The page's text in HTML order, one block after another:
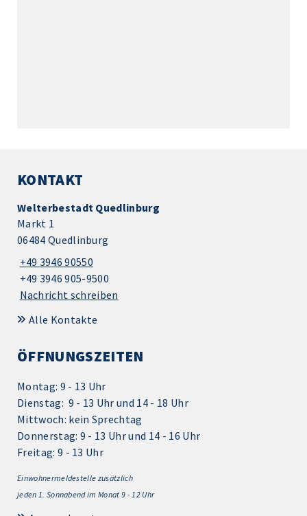
KONTAKT
Welterbestadt Quedlinburg
Markt 1
06484 Quedlinburg
+49 3946 90550
+49 3946 905-9500
Nachricht schreiben
Alle Kontakte
ÖFFNUNGSZEITEN
Montag: 9 - 13 Uhr
Dienstag: 9 - 13 Uhr und 14 - 18 Uhr
Mittwoch: kein Sprechtag
Donnerstag: 9 - 13 Uhr und 14 - 16 Uhr
Freitag: 9 - 13 Uhr
Einwohnermeldestelle zusätzlich
jeden 1. Sonnabend im Monat 9 - 12 Uhr